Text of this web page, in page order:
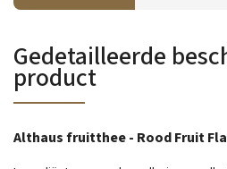
Gedetailleerde
product
Althaus fruitthee - Rood Fruit